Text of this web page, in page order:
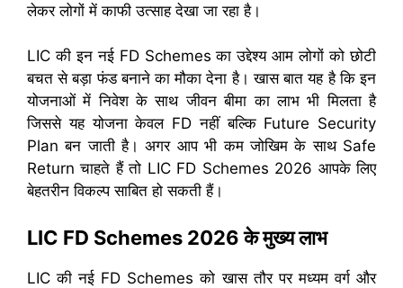
लेकर लोगों में काफी उत्साह देखा जा रहा है।
LIC की इन नई FD Schemes का उद्देश्य आम लोगों को छोटी
बचत से बड़ा फंड बनाने का मौका देना है। खास बात यह है कि इन
योजनाओं में निवेश के साथ जीवन बीमा का लाभ भी मिलता है
जिससे यह योजना केवल FD नहीं बल्कि Future Security
Plan बन जाती है। अगर आप भी कम जोखिम के साथ Safe
Return चाहते हैं तो LIC FD Schemes 2026 आपके लिए
बेहतरीन विकल्प साबित हो सकती हैं।
LIC FD Schemes 2026 के मुख्य लाभ
LIC की नई FD Schemes को खास तौर पर मध्यम वर्ग और